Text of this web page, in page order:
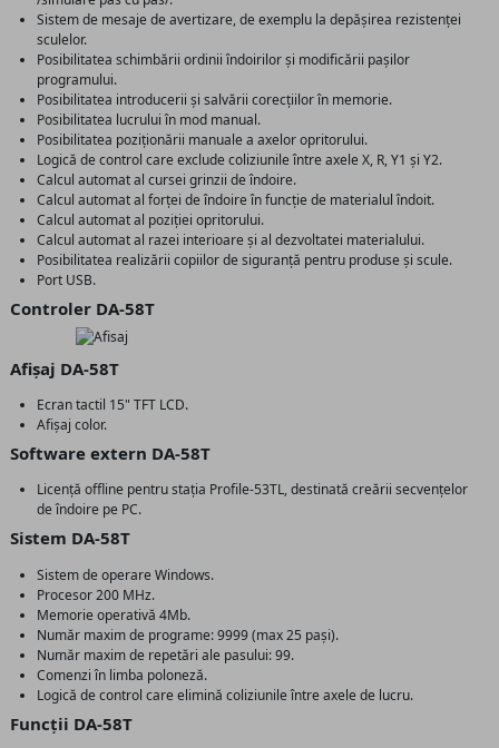
Sistem de mesaje de avertizare, de exemplu la depășirea rezistenței
sculelor.
Posibilitatea schimbării ordinii îndoirilor și modificării pașilor
programului.
Posibilitatea introducerii și salvării corecțiilor în memorie.
Posibilitatea lucrului în mod manual.
Posibilitatea poziționării manuale a axelor opritorului.
Logică de control care exclude coliziunile între axele X, R, Y1 și Y2.
Calcul automat al cursei grinzii de îndoire.
Calcul automat al forței de îndoire în funcție de materialul îndoit.
Calcul automat al poziției opritorului.
Calcul automat al razei interioare și al dezvoltatei materialului.
Posibilitatea realizării copiilor de siguranță pentru produse și scule.
Port USB.
Controler DA-58T
Afișaj DA-58T
Ecran tactil 15" TFT LCD.
Afișaj color.
Software extern DA-58T
Licență offline pentru stația Profile-53TL, destinată creării secvențelor
de îndoire pe PC.
Sistem DA-58T
Sistem de operare Windows.
Procesor 200 MHz.
Memorie operativă 4Mb.
Număr maxim de programe: 9999 (max 25 pași).
Număr maxim de repetări ale pasului: 99.
Comenzi în limba poloneză.
Logică de control care elimină coliziunile între axele de lucru.
Funcții DA-58T